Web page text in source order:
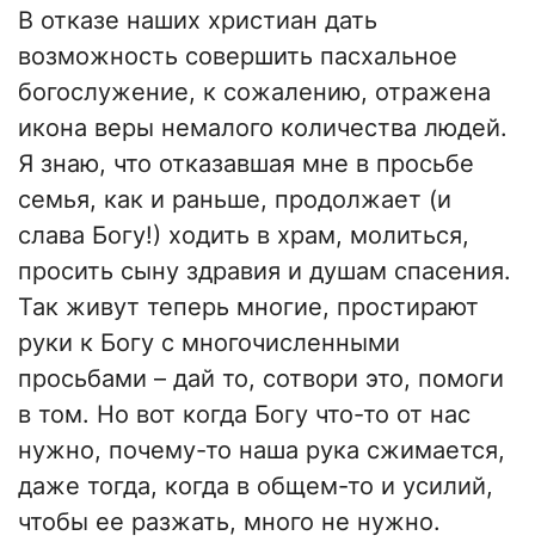
В отказе наших христиан дать
возможность совершить пасхальное
богослужение, к сожалению, отражена
икона веры немалого количества людей.
Я знаю, что отказавшая мне в просьбе
семья, как и раньше, продолжает (и
слава Богу!) ходить в храм, молиться,
просить сыну здравия и душам спасения.
Так живут теперь многие, простирают
руки к Богу с многочисленными
просьбами – дай то, сотвори это, помоги
в том. Но вот когда Богу что-то от нас
нужно, почему-то наша рука сжимается,
даже тогда, когда в общем-то и усилий,
чтобы ее разжать, много не нужно.